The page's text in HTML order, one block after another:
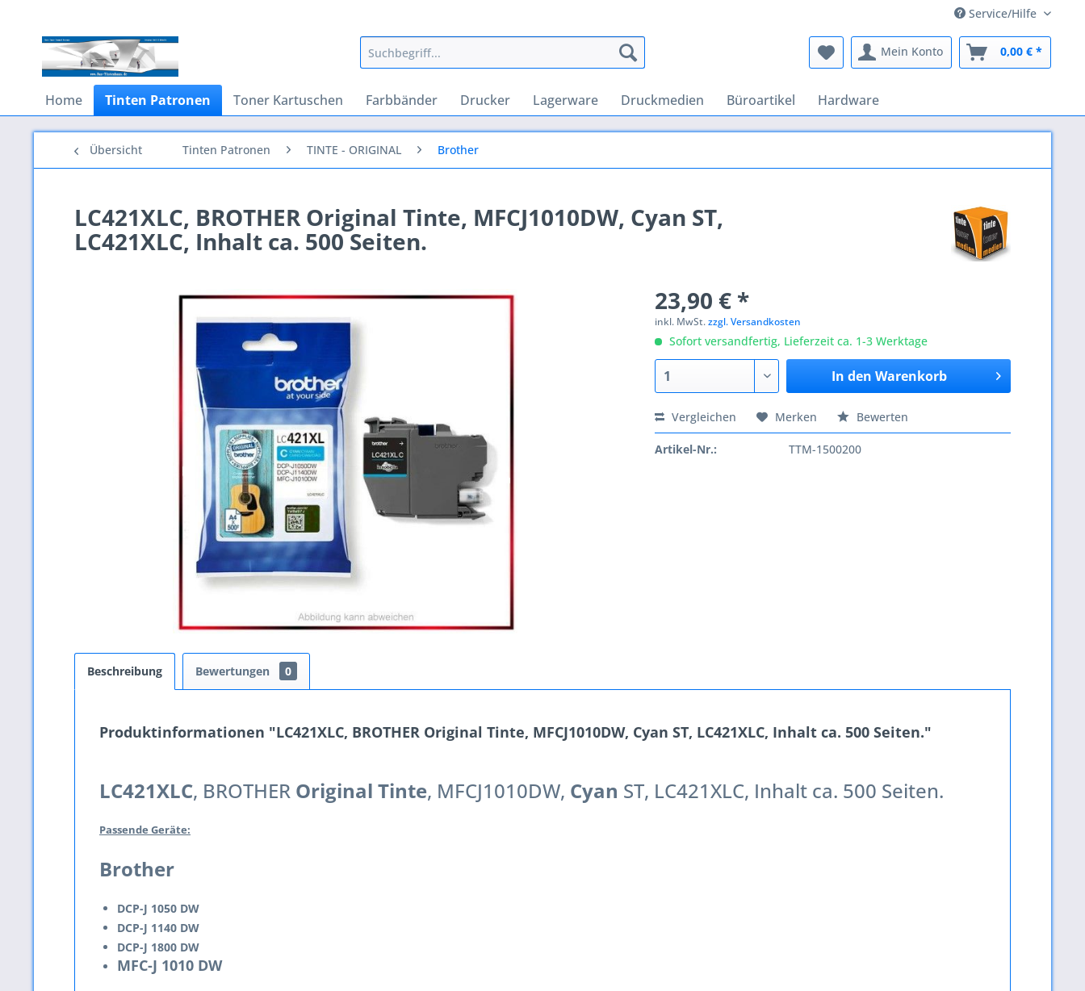
Service/Hilfe
Mein Konto 0,00 € *
Home Tinten Patronen Toner Kartuschen Farbbänder Drucker Lagerware Druckmedien Büroartikel Hardware
Übersicht Tinten Patronen TINTE - ORIGINAL Brother
LC421XLC, BROTHER Original Tinte, MFCJ1010DW, Cyan ST,
LC421XLC, Inhalt ca. 500 Seiten.
23,90 € *
inkl. MwSt.zzgl. Versandkosten
Sofort versandfertig, Lieferzeit ca. 1-3 Werktage
In den Warenkorb
Vergleichen Merken Bewerten
Artikel-Nr.: TTM-1500200
Beschreibung Bewertungen 0
Produktinformationen "LC421XLC, BROTHER Original Tinte, MFCJ1010DW, Cyan ST, LC421XLC, Inhalt ca. 500 Seiten."
LC421XLC, BROTHER Original Tinte, MFCJ1010DW, Cyan ST, LC421XLC, Inhalt ca. 500 Seiten.
Passende Geräte:
Brother
DCP-J 1050 DW
DCP-J 1140 DW
DCP-J 1800 DW
MFC-J 1010 DW